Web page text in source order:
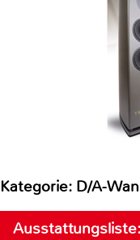
Kategorie: D/A-